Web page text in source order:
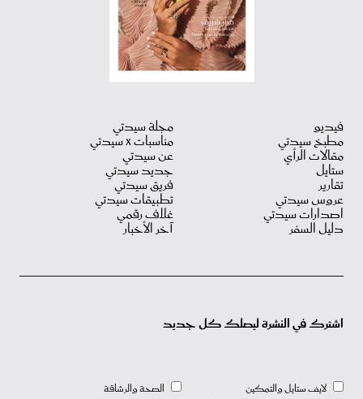
فيديو
مطبخ سيدتي
مقالات الرأي
ستايل
تقارير
عروس سيدتي
اصدارات سيدتي
دليل السفر
مجلة سيدتي
مناسبات X سيدتي
عن سيدتي
جديد سيدتي
فريق سيدتي
تطبيقات سيدتي
غلاف رقمي
آخر الأخبار
اشترك في النشرة ليصلك كل جديد
لايف ستايل والتمكين
الصحة والرشاقة